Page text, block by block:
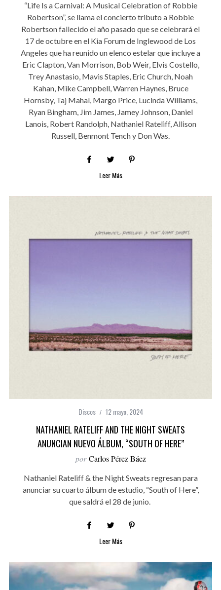
“Life Is a Carnival: A Musical Celebration of Robbie
Robertson”, se llama el concierto tributo a Robbie
Robertson fallecido el año pasado que se celebrará el
17 de octubre en el Kia Forum de Inglewood de Los
Angeles que ha reunido un elenco estelar que incluye a
Eric Clapton, Van Morrison, Bob Weir, Elvis Costello,
Trey Anastasio, Mavis Staples, Eric Church, Noah
Kahan, Mike Campbell, Warren Haynes, Bruce
Hornsby, Taj Mahal, Margo Price, Lucinda Williams,
Ryan Bingham, Jim James, Jamey Johnson, Daniel
Lanois, Robert Randolph, Nathaniel Rateliff, Allison
Russell, Benmont Tench y Don Was.
Leer Más
Discos 12 mayo, 2024
NATHANIEL RATELIFF AND THE NIGHT SWEATS
ANUNCIAN NUEVO ÁLBUM, “SOUTH OF HERE”
por Carlos Pérez Báez
Nathaniel Rateliff & the Night Sweats regresan para
anunciar su cuarto álbum de estudio, “South of Here”,
que saldrá el 28 de junio.
Leer Más